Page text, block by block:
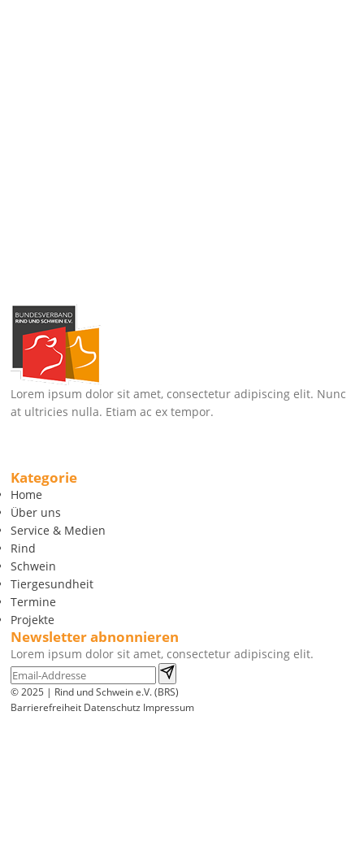
Lorem ipsum dolor sit amet, consectetur adipiscing elit. Nunc
at ultricies nulla. Etiam ac ex tempor.
Kategorie
Home
Über uns
Service & Medien
Rind
Schwein
Tiergesundheit
Termine
Projekte
Newsletter abnonnieren
Lorem ipsum dolor sit amet, consectetur adipiscing elit.
© 2025 | Rind und Schwein e.V. (BRS)
Barrierefreiheit Datenschutz Impressum